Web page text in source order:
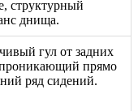
структурный
днища.
гул от задних
прямо
ряд сидений.